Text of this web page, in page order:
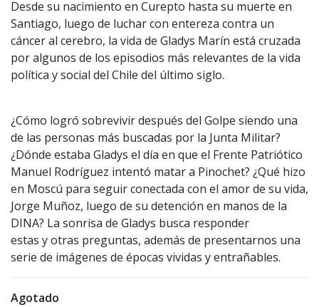
Desde su nacimiento en Curepto hasta su muerte en
Santiago, luego de luchar con entereza contra un
cáncer al cerebro, la vida de Gladys Marín está cruzada
por algunos de los episodios más relevantes de la vida
política y social del Chile del último siglo.
¿Cómo logró sobrevivir después del Golpe siendo una
de las personas más buscadas por la Junta Militar?
¿Dónde estaba Gladys el día en que el Frente Patriótico
Manuel Rodríguez intentó matar a Pinochet? ¿Qué hizo
en Moscú para seguir conectada con el amor de su vida,
Jorge Muñoz, luego de su detención en manos de la
DINA? La sonrisa de Gladys busca responder
estas y otras preguntas, además de presentarnos una
serie de imágenes de épocas vividas y entrañables.
Agotado